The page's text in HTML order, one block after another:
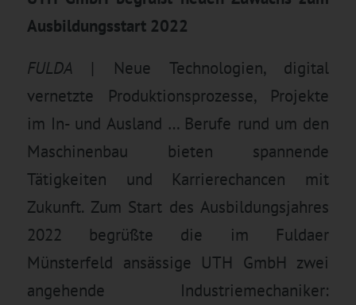
Ausbildungsstart 2022
FULDA | Neue Technologien, digital
vernetzte Produktionsprozesse, Projekte
im In- und Ausland … Berufe rund um den
Maschinenbau bieten spannende
Tätigkeiten und Karrierechancen mit
Zukunft. Zum Start des Ausbildungsjahres
2022 begrüßte die im Fuldaer
Münsterfeld ansässige UTH GmbH zwei
angehende Industriemechaniker: